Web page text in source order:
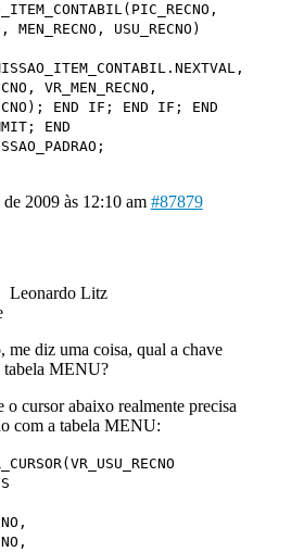
MEN_RECNO, USU_RECNO)
VR_MEN_RECNO,
END IF; END IF; END
END
2009 às 12:10 am #87879
Leonardo Litz
me diz uma coisa, qual a chave
tabela MENU?
o cursor abaixo realmente precisa
com a tabela MENU: